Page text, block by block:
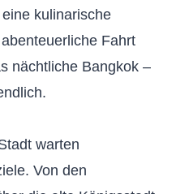
kulinarische
Fahrt
nächtliche Bangkok –
warten
Von den